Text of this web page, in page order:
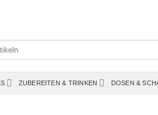
ZUBEREITEN & TRINKEN DOSEN &